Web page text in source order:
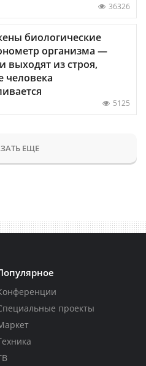
36326
биологические
организма —
выходят из строя,
человека
5125
ЕЩЕ
проекты